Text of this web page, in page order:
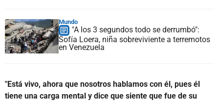
Mundo
"A los 3 segundos todo se derrumbó":
Sofía Loera, niña sobreviviente a terremotos
en Venezuela
"Está vivo, ahora que nosotros hablamos con él, pues él
tiene una carga mental y dice que siente que fue de su